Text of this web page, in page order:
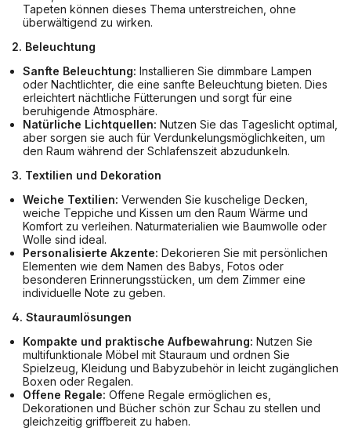
Tapeten können dieses Thema unterstreichen, ohne
überwältigend zu wirken.
2. Beleuchtung
Sanfte Beleuchtung: Installieren Sie dimmbare Lampen
oder Nachtlichter, die eine sanfte Beleuchtung bieten. Dies
erleichtert nächtliche Fütterungen und sorgt für eine
beruhigende Atmosphäre.
Natürliche Lichtquellen: Nutzen Sie das Tageslicht optimal,
aber sorgen sie auch für Verdunkelungsmöglichkeiten, um
den Raum während der Schlafenszeit abzudunkeln.
3. Textilien und Dekoration
Weiche Textilien: Verwenden Sie kuschelige Decken,
weiche Teppiche und Kissen um den Raum Wärme und
Komfort zu verleihen. Naturmaterialien wie Baumwolle oder
Wolle sind ideal.
Personalisierte Akzente: Dekorieren Sie mit persönlichen
Elementen wie dem Namen des Babys, Fotos oder
besonderen Erinnerungsstücken, um dem Zimmer eine
individuelle Note zu geben.
4. Stauraumlösungen
Kompakte und praktische Aufbewahrung: Nutzen Sie
multifunktionale Möbel mit Stauraum und ordnen Sie
Spielzeug, Kleidung und Babyzubehör in leicht zugänglichen
Boxen oder Regalen.
Offene Regale: Offene Regale ermöglichen es,
Dekorationen und Bücher schön zur Schau zu stellen und
gleichzeitig griffbereit zu haben.